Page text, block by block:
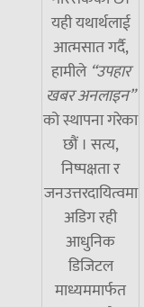
यही यथार्थलाई
आत्मसात गर्दै,
हामीले “उपहार
खबर अनलाइन”
को स्थापना गरेका
छौं । सत्य,
निष्पक्षता र
जनउत्तरदायित्वमा
अडिग रही
आधुनिक
डिजिटल
माध्यममार्फत